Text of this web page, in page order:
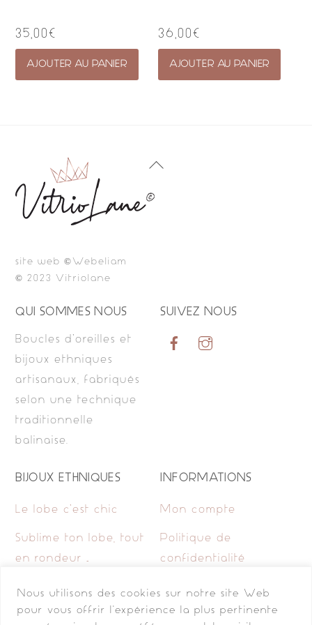
Nous utilisons des cookies sur notre site Web
pour vous offrir l'expérience la plus pertinente
35,00 €
AJOUTER AU PANIER
36,00 €
AJOUTER AU PANIER
Back
site web ©Webeliam
© 2023 Vitriolane
QUI SOMMES NOUS
Boucles d’oreilles et
bijoux ethniques
artisanaux, fabriqués
selon une technique
traditionnelle
balinaise.
SUIVEZ NOUS
BIJOUX ETHNIQUES
Le lobe c’est chic
Sublime ton lobe, tout
en rondeur …
Pimp my lobe, avec
des chaînes et de la
INFORMATIONS
Mon compte
Politique de
confidentialité
Mentions légales
Contact